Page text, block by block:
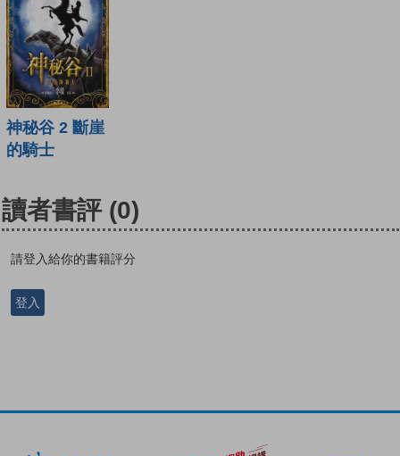
神秘谷 2 斷崖
的騎士
讀者書評 (0)
請登入給你的書籍評分
登入